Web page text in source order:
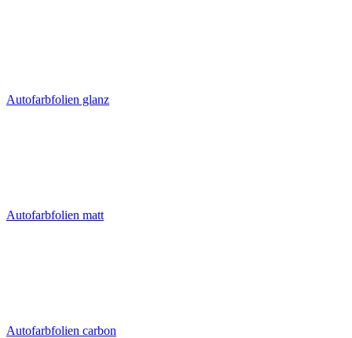
Autofarbfolien glanz
Autofarbfolien matt
Autofarbfolien carbon